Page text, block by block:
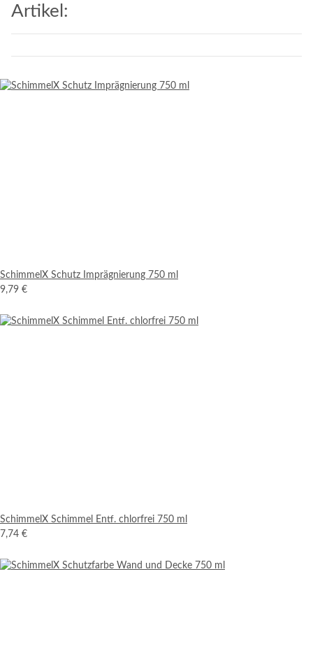
Artikel:
SchimmelX Schutz Imprägnierung 750 ml
9,79 €
SchimmelX Schimmel Entf. chlorfrei 750 ml
7,74 €